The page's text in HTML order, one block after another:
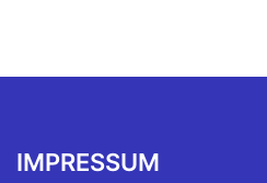
IMPRESSUM